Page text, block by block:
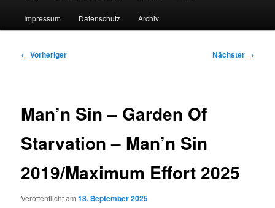
Impressum Datenschutz Archiv
Beitragsnavigation
← Vorheriger Nächster →
Man’n Sin – Garden Of
Starvation – Man’n Sin
2019/Maximum Effort 2025
Veröffentlicht am18. September 2025